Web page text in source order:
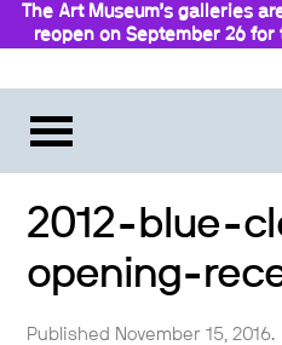
The Art Museum’s galleries
reopen on September 26
2012-blue-
opening-
Published November 15, 2016.